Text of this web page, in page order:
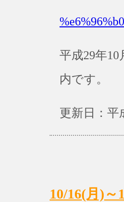
平成29年
内です。
更新日：平
10/16(月)